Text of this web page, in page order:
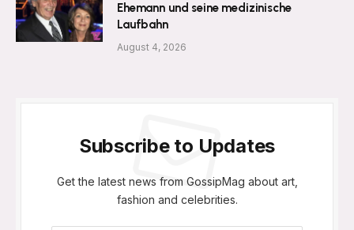
Ehemann und seine medizinische
Laufbahn
August 4, 2026
Subscribe to Updates
Get the latest news from GossipMag about art,
fashion and celebrities.